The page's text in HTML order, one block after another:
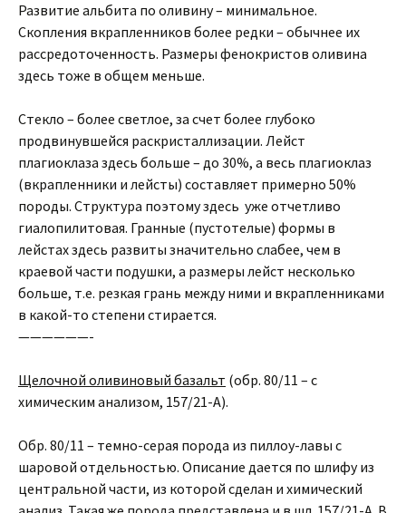
Развитие альбита по оливину – минимальное.
Скопления вкрапленников более редки – обычнее их
рассредоточенность. Размеры фенокристов оливина
здесь тоже в общем меньше.
Стекло – более светлое, за счет более глубоко
продвинувшейся раскристаллизации. Лейст
плагиоклаза здесь больше – до 30%, а весь плагиоклаз
(вкрапленники и лейсты) составляет примерно 50%
породы. Структура поэтому здесь уже отчетливо
гиалопилитовая. Гранные (пустотелые) формы в
лейстах здесь развиты значительно слабее, чем в
краевой части подушки, а размеры лейст несколько
больше, т.е. резкая грань между ними и вкрапленниками
в какой-то степени стирается.
——————-
Щелочной оливиновый базальт (обр. 80/11 – с
химическим анализом, 157/21-А).
Обр. 80/11 – темно-серая порода из пиллоу-лавы с
шаровой отдельностью. Описание дается по шлифу из
центральной части, из которой сделан и химический